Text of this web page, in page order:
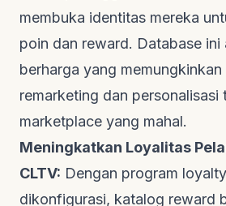
membuka identitas mereka
poin dan reward. Database ini
berharga yang
remarketing dan personalisasi
marketplace yang mahal.
Meningkatkan Loyalitas
CLTV: Dengan program
dikonfigurasi, katalog reward